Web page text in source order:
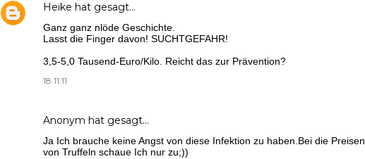
Heike hat gesagt…
Ganz ganz nlöde Geschichte.
Lasst die Finger davon! SUCHTGEFAHR!
3,5-5,0 Tausend-Euro/Kilo. Reicht das zur Prävention?
18.11.11
Anonym hat gesagt…
Ja Ich brauche keine Angst von diese Infektion zu haben.Bei die Preisen
von Truffeln schaue Ich nur zu;))